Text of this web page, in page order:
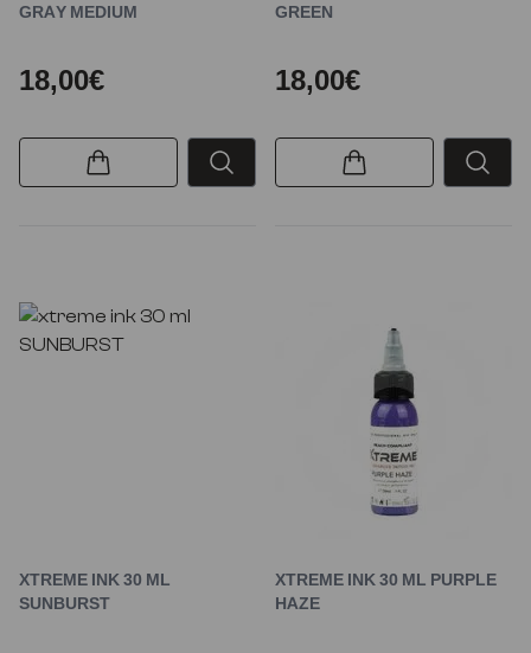
GRAY MEDIUM
18,00€
GREEN
18,00€
XTREME INK 30 ML
SUNBURST
XTREME INK 30 ML PURPLE
HAZE